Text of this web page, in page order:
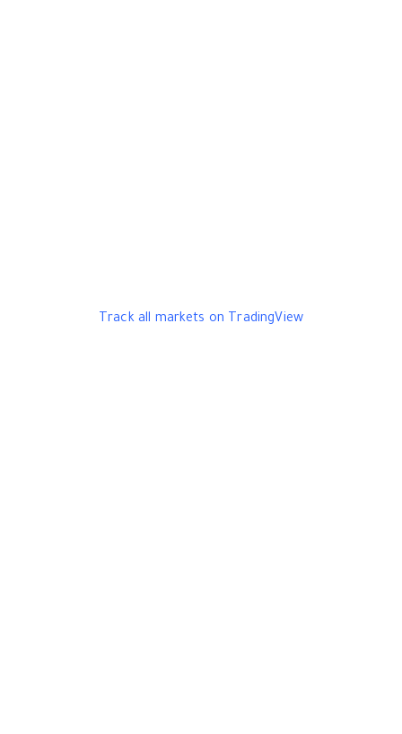
Track all markets on TradingView